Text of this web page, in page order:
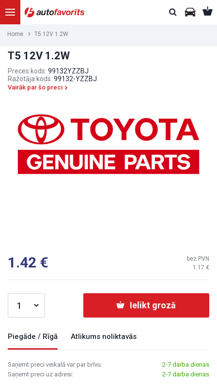
Home T5 12V 1.2W
T5 12V 1.2W
Preces kods: 99132YZZBJ
Ražotāja kods: 99132-YZZBJ
Vairāk par šo preci
1.42 1.17
bez PVN
Ielikt grozā
Piegāde / Rīgā Atlikums noliktavās
Saņemt preci veikalā var par brīvu:
2-7 darba dienas
Saņemt preci uz adresi:
2-7 darba dienas